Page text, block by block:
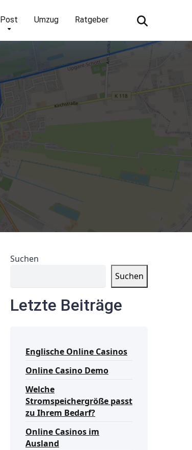
Post Umzug Ratgeber
Suchen
Suchen
Letzte Beiträge
Englische Online Casinos
Online Casino Demo
Welche
Stromspeichergröße passt
zu Ihrem Bedarf?
Online Casinos im
Ausland